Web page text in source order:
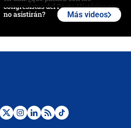
congresistas del Pacto Histórico que
no asistirán?
¿Por qué De la Espriella gobernará
Más videos